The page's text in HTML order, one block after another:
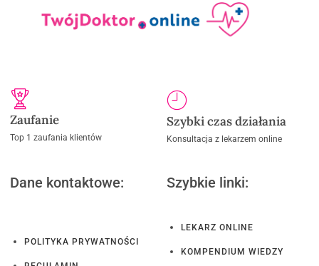
Zaufanie
Top 1 zaufania klientów
Szybki czas działania
Konsultacja z lekarzem online
Dane kontaktowe:
POLITYKA PRYWATNOŚCI
Szybkie linki:
LEKARZ ONLINE
KOMPENDIUM WIEDZY